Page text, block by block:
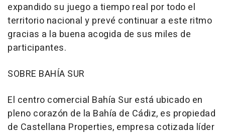
expandido su juego a tiempo real por todo el
territorio nacional y prevé continuar a este ritmo
gracias a la buena acogida de sus miles de
participantes.
SOBRE BAHÍA SUR
El centro comercial Bahía Sur está ubicado en
pleno corazón de la Bahía de Cádiz, es propiedad
de Castellana Properties, empresa cotizada líder